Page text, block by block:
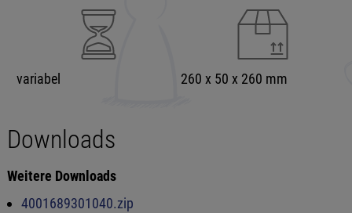
variabel 260 x 50 x 260 mm
Downloads
Weitere Downloads
4001689301040.zip